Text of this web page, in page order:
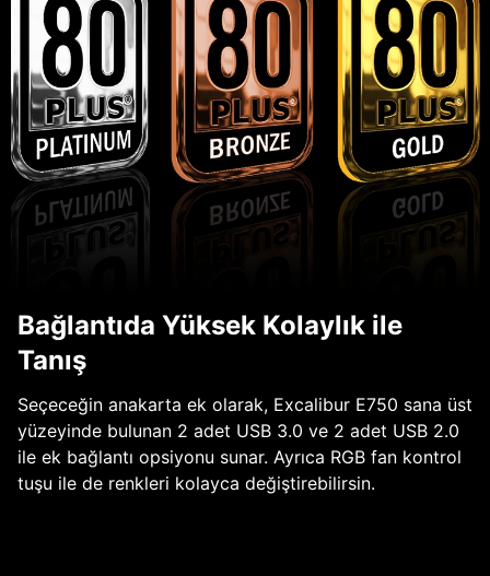
Bağlantıda Yüksek Kolaylık ile
Tanış
Seçeceğin anakarta ek olarak, Excalibur E750 sana üst
yüzeyinde bulunan 2 adet USB 3.0 ve 2 adet USB 2.0
ile ek bağlantı opsiyonu sunar. Ayrıca RGB fan kontrol
tuşu ile de renkleri kolayca değiştirebilirsin.